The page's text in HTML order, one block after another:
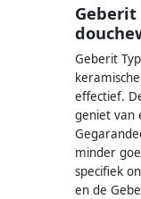
Geberit
effectief.
geniet van
minder
specifiek
en de